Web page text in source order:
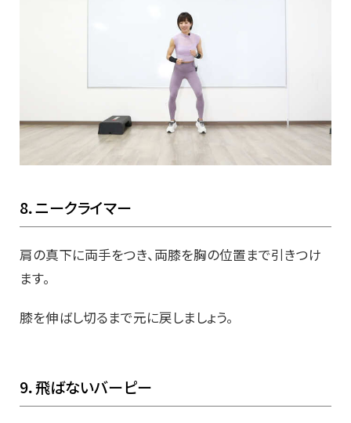
8．ニークライマー
肩の真下に両手をつき、両膝を胸の位置まで引きつけ
ます。
膝を伸ばし切るまで元に戻しましょう。
9．飛ばないバーピー